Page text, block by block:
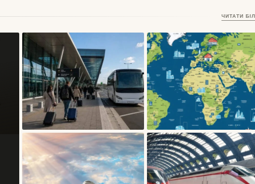
північної пам’яті
Руан, Франція — місто Жанни
фахверкових вулиць
16/05/2026
ЧИТАТИ
БЛОГИ
Як вибрати зручну пересадку в
аеропорту: час, термінали, багаж і
запасний план
05/08/2026
БЛОГИ
Як безпечно бронювати житло в
Європі: поради
03/06/2026